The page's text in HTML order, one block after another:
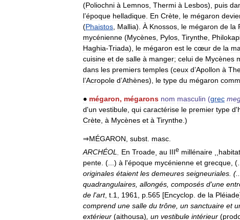
(Poliochni à Lemnos Thermi à Lesbos), puis
l’époque helladique En Crète le mégaron
(Phaistos Mallia). À Knossos le mégaron de la
mycénienne (Mycènes Pylos Tirynthe
Haghia-Triada), le mégaron est le cœur de la
cuisine et de salle à manger; celui de Mycènes
dans les premiers temples (ceux d’Apollon à
l’Acropole d’Athènes), le type du mégaron
● mégaron, mégarons nom masculin (grec
d'un vestibule qui caractérise le premier type d'
Crète à Mycènes et à Tirynthe .)
⇒MÉGARON subst masc
ARCHÉOL
En Troade au IIIe millénaire
pente. (...) à l'époque mycénienne et grecque,
originales étaient les demeures seigneuriales.
quadrangulaires, allongés, composés d'une
de l'art, t.1, 1961, p.565 [Encyclop. de la Pléiade
comprend une salle du trône, un sanctuaire et
extérieur (aithousa), un vestibule intérieur (